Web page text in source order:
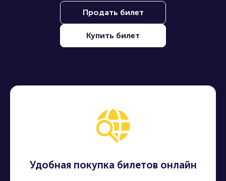
Продать билет
Купить билет
Удобная покупка билетов онлайн